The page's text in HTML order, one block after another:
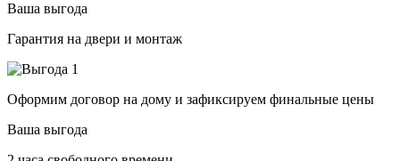
Ваша выгода
Гарантия на двери и монтаж
Оформим договор на дому и зафиксируем финальные цены
Ваша выгода